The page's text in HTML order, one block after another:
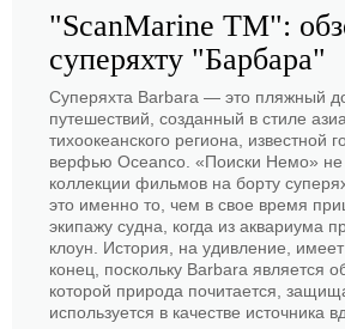
"ScanMarine TM":
суперяхту "Барбара"
Суперяхта Barbara — это пляжный
путешествий, созданный в стиле
тихоокеанского региона, известной
верфью Oceanco. «Поиски Немо» не
коллекции фильмов на борту
это именно то, чем в свое время
экипажу судна, когда из аквариума
клоун. История, на удивление,
конец, поскольку Barbara является
которой природа почитается,
используется в качестве источника